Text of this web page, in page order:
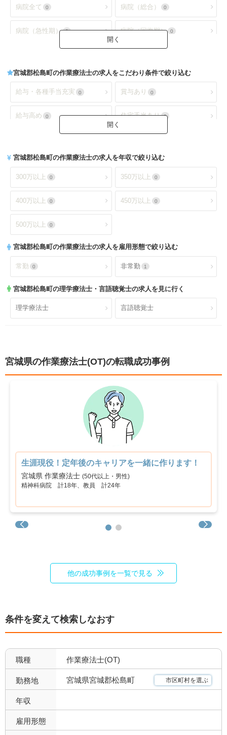
病院全て 0 病院（総合） 0
病院（急性期） 0 病院（回復期） 0
病院（外来） 病院（精神科）
病院(地域包括ケア) 0 クリニック全て 0
デイケア(精神科) デイケア 0
デイサービス 訪問看護・リハ
介護老人保健施設
サービス付き高齢者向け住
0 有料老人ホーム 0
ショートステイ 0 小規模多機能 0
宮城郡松島町の作業療法士の求人をこだわり条件で絞り込む
給与・各種手当充実 0 賞与あり 0
給与高め 0 住宅手当あり 0
就業時間・休日が魅力 土日休み
日祝休み 1 土日祝休み 1
残業少なめ 0 年間休日110日以上 0
年間休日120日以上 0
福利厚生充実 社会保険完備
託児所あり 産休育休可
職場環境充実 幅広い経験
教育充実
駅orバス停近い
リハスタッフ複数在籍 0 経営が安定している
宮城郡松島町の作業療法士の求人を年収で絞り込む
300万以上 0 350万以上 0
400万以上 0 450万以上 0
500万以上 0
宮城郡松島町の作業療法士の求人を雇用形態で絞り込む
常勤 0 非常勤 1
宮城郡松島町の理学療法士・言語聴覚士の求人を見に行く
理学療法士 言語聴覚士
宮城県の作業療法士(OT)の転職成功事例
生涯現役！定年後のキャリアを一緒に作ります！
宮城県 作業療法士 (50代以上・男性)
精神科病院 計18年、教員 計24年
他の成功事例を一覧で見る
条件を変えて検索しなおす
職種 作業療法士(OT)
勤務地 宮城県宮城郡松島町 市区町村を選ぶ
年収
雇用形態